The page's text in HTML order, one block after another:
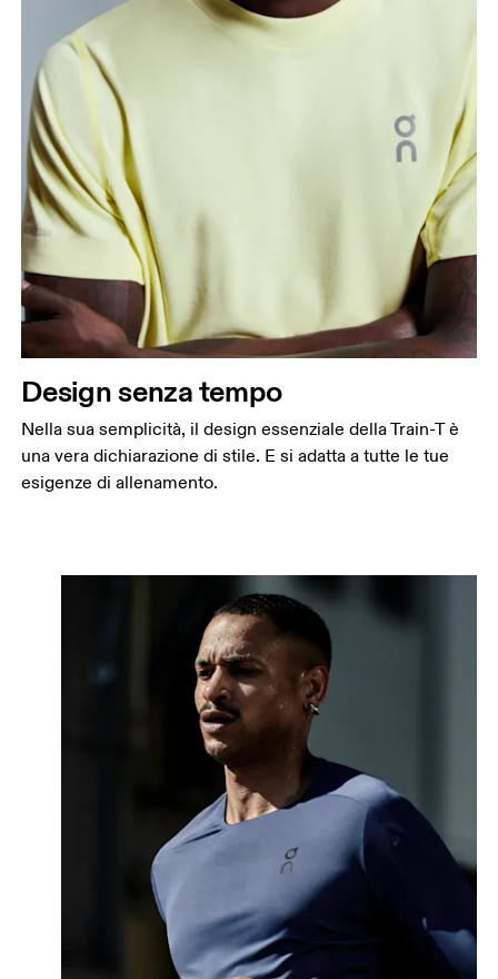
Design senza tempo
Nella sua semplicità, il design essenziale della Train-T è
una vera dichiarazione di stile. E si adatta a tutte le tue
esigenze di allenamento.